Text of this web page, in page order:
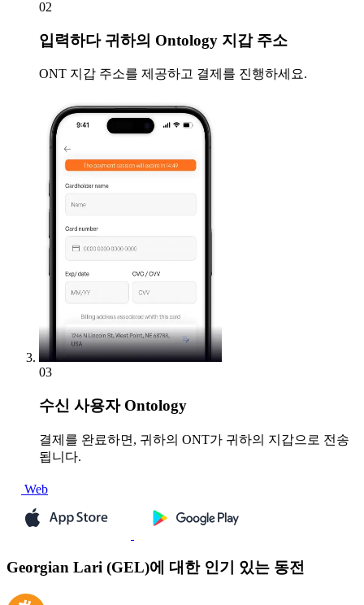
02
입력하다귀하의 Ontology 지갑 주소
ONT 지갑 주소를 제공하고 결제를 진행하세요.
03
수신 사용자 Ontology
결제를 완료하면, 귀하의 ONT가 귀하의 지갑으로 전송
됩니다.
Web
Georgian Lari (GEL)에 대한 인기 있는 동전